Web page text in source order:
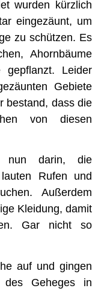
wurden kürzlich
eingezäunt, um
zu schützen. Es
Ahornbäume
gepflanzt. Leider
Gebiete
bestand, dass die
von diesen
nun darin, die
Rufen und
Außerdem
Kleidung, damit
Gar nicht so
auf und gingen
Geheges in